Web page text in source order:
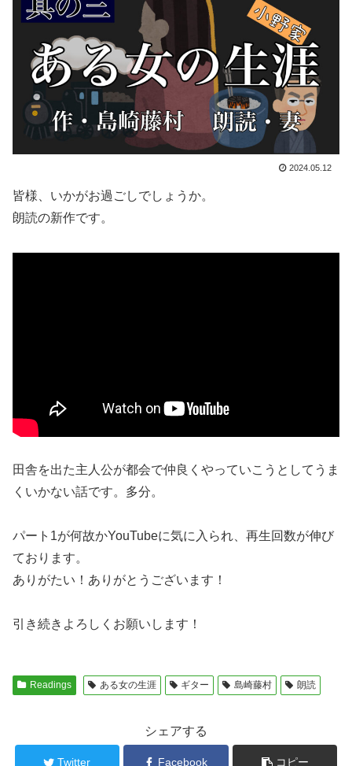
2024.05.12
皆様、いかがお過ごしでしょうか。
朗読の新作です。
田舎を出た主人公が都会で仲良くやっていこうとしてうま
くいかない話です。多分。
パート1が何故かYouTubeに気に入られ、再生回数が伸び
ております。
ありがたい！ありがとうございます！
引き続きよろしくお願いします！
Readings ある女の生涯 ギター 島崎藤村 朗読
シェアする
Twitter Facebook コピー